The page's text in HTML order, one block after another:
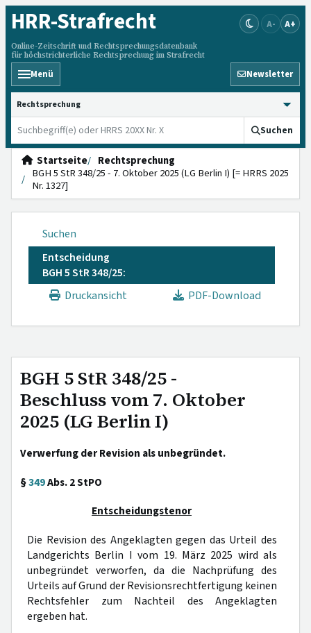
HRR-Strafrecht
Online-Zeitschrift und Rechtsprechungsdatenbank
für höchstrichterliche Rechtsprechung im Strafrecht
A- A+
Menü Newsletter
HRRS durchsuchen
Suchen
Startseite
Rechtsprechung
BGH 5 StR 348/25 - 7. Oktober 2025 (LG Berlin I) [= HRRS 2025
Nr. 1327]
Suchen
Entscheidung
BGH 5 StR 348/25:
Druckansicht
PDF-Download
BGH 5 StR 348/25 -
Beschluss vom 7. Oktober
2025 (LG Berlin I)
Verwerfung der Revision als unbegründet.
§349Abs. 2 StPO
Entscheidungstenor
Die Revision des Angeklagten gegen das Urteil des
Landgerichts Berlin I vom 19. März 2025 wird als
unbegründet verworfen, da die Nachprüfung des
Urteils auf Grund der Revisionsrechtfertigung keinen
Rechtsfehler zum Nachteil des Angeklagten
ergeben hat.